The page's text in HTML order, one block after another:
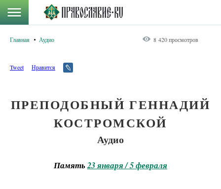
Главная Аудио 8 420 просмотров
Tweet Нравится
ПРЕПОДОБНЫЙ ГЕННАДИЙ
КОСТРОМСКОЙ
Аудио
Память23 января / 5 февраля